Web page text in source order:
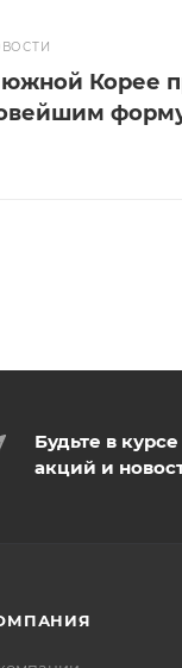
подушечками
Корее
Будьте в
акций и